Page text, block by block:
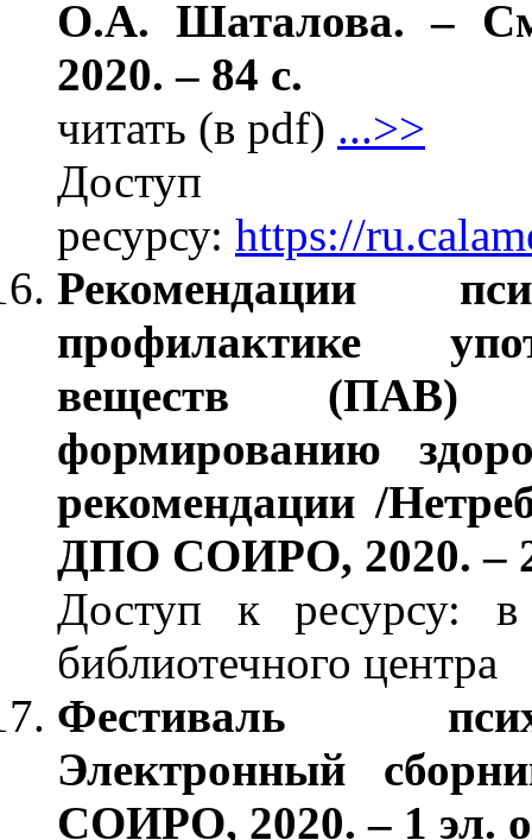
О.А. Шаталова. –
2020. – 84 с.
читать (в pdf) ...>>
ресурсу: https://
Рекомендации
профилактике
веществ (ПАВ)
формированию
рекомендации /
ДПО СОИРО, 2020. –
Доступ к ресурсу:
библиотечного центра
Фестиваль
Электронный
СОИРО, 2020. – 1 эл.